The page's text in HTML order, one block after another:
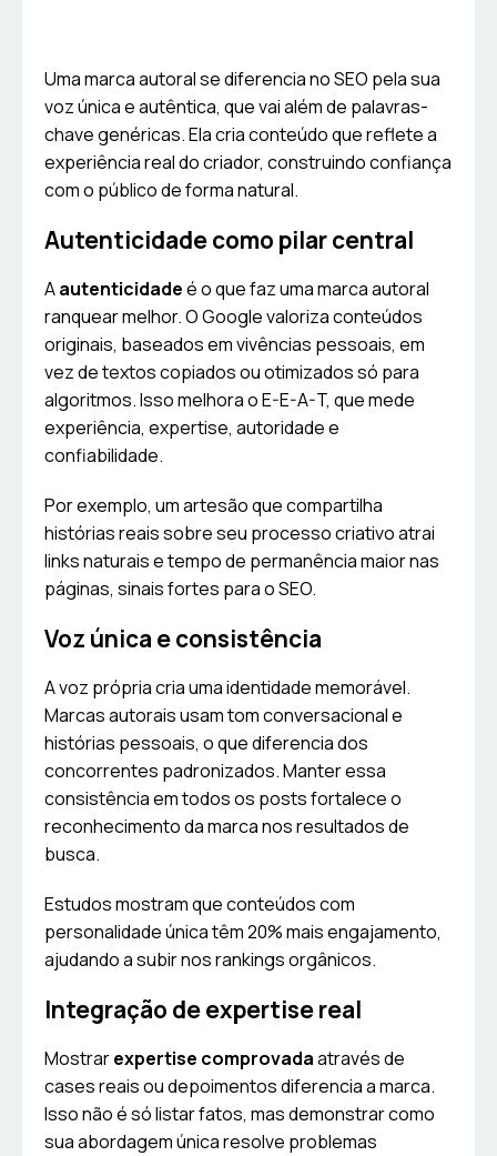
Uma marca autoral se diferencia no SEO pela sua
voz única e autêntica, que vai além de palavras-
chave genéricas. Ela cria conteúdo que reflete a
experiência real do criador, construindo confiança
com o público de forma natural.
Autenticidade como pilar central
Aautenticidadeé o que faz uma marca autoral
ranquear melhor. O Google valoriza conteúdos
originais, baseados em vivências pessoais, em
vez de textos copiados ou otimizados só para
algoritmos. Isso melhora o E-E-A-T, que mede
experiência, expertise, autoridade e
confiabilidade.
Por exemplo, um artesão que compartilha
histórias reais sobre seu processo criativo atrai
links naturais e tempo de permanência maior nas
páginas, sinais fortes para o SEO.
Voz única e consistência
A voz própria cria uma identidade memorável.
Marcas autorais usam tom conversacional e
histórias pessoais, o que diferencia dos
concorrentes padronizados. Manter essa
consistência em todos os posts fortalece o
reconhecimento da marca nos resultados de
busca.
Estudos mostram que conteúdos com
personalidade única têm 20% mais engajamento,
ajudando a subir nos rankings orgânicos.
Integração de expertise real
Mostrarexpertise comprovadaatravés de
cases reais ou depoimentos diferencia a marca.
Isso não é só listar fatos, mas demonstrar como
sua abordagem única resolve problemas